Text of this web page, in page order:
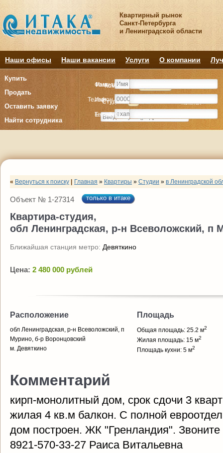
Квартирный рынок
Санкт-Петербурга
и Ленинградской области
Наши офисы Наши вакансии Услуги О компании
Купить
Продать
Оставить заявку
Найти сотрудника
Комнату
Студия Комнат
Комнату
Студия Комнат
Имя
Телефон
E-mail
Фамилия
Имя
Телефон
« Вернуться к поиску Главная » Квартиры » Студии » в Ленинградской
Объект № 1-27314 только в итаке
Квартира-студия,
обл Ленинградская, р-н Всеволожский, п
Ближайшая станция метро: Девяткино
Цена: 2 480 000 рублей
Расположение
обл Ленинградская, р-н Всеволожский, п
Мурино, б-р Воронцовский
м. Девяткино
Площадь
Общая площадь: 25.2 м2
Жилая площадь: 15 м2
Площадь кухни: 5 м2
Комментарий
кирп-монолитный дом, срок сдочи 3
жилая 4 кв.м балкон. С полной
дом построен. ЖК "Гренландия". Звоните
8921-570-33-27 Раиса Витальевна